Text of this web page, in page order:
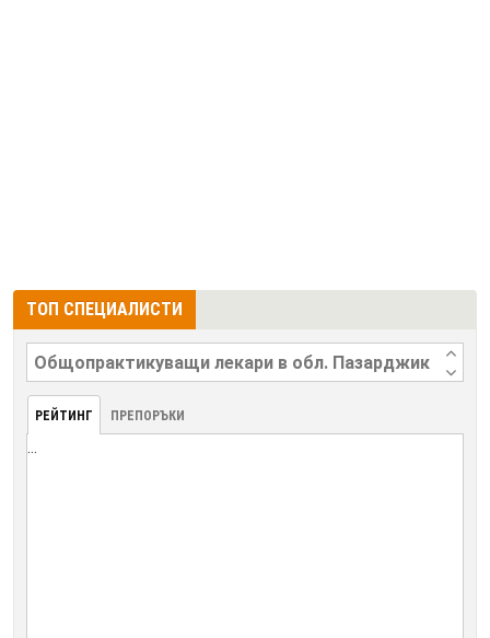
ТОП СПЕЦИАЛИСТИ
РЕЙТИНГ ПРЕПОРЪКИ
...